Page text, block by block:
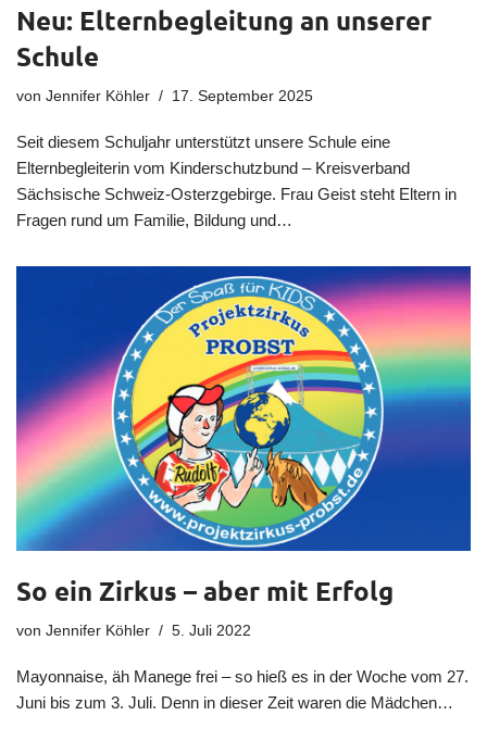
Neu: Elternbegleitung an unserer
Schule
von Jennifer Köhler 17. September 2025
Seit diesem Schuljahr unterstützt unsere Schule eine
Elternbegleiterin vom Kinderschutzbund – Kreisverband
Sächsische Schweiz-Osterzgebirge. Frau Geist steht Eltern in
Fragen rund um Familie, Bildung und…
So ein Zirkus – aber mit Erfolg
von Jennifer Köhler 5. Juli 2022
Mayonnaise, äh Manege frei – so hieß es in der Woche vom 27.
Juni bis zum 3. Juli. Denn in dieser Zeit waren die Mädchen…